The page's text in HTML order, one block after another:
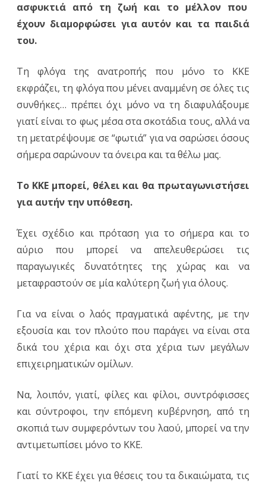
ασφυκτιά από τη ζωή και το μέλλον που
έχουν διαμορφώσει για αυτόν και τα παιδιά
του.
Τη φλόγα της ανατροπής που μόνο το ΚΚΕ
εκφράζει, τη φλόγα που μένει αναμμένη σε όλες τις
συνθήκες… πρέπει όχι μόνο να τη διαφυλάξουμε
γιατί είναι το φως μέσα στα σκοτάδια τους, αλλά να
τη μετατρέψουμε σε “φωτιά” για να σαρώσει όσους
σήμερα σαρώνουν τα όνειρα και τα θέλω μας.
Το ΚΚΕ μπορεί, θέλει και θα πρωταγωνιστήσει
για αυτήν την υπόθεση.
Έχει σχέδιο και πρόταση για το σήμερα και το
αύριο που μπορεί να απελευθερώσει τις
παραγωγικές δυνατότητες της χώρας και να
μεταφραστούν σε μία καλύτερη ζωή για όλους.
Για να είναι ο λαός πραγματικά αφέντης, με την
εξουσία και τον πλούτο που παράγει να είναι στα
δικά του χέρια και όχι στα χέρια των μεγάλων
επιχειρηματικών ομίλων.
Να, λοιπόν, γιατί, φίλες και φίλοι, συντρόφισσες
και σύντροφοι, την επόμενη κυβέρνηση, από τη
σκοπιά των συμφερόντων του λαού, μπορεί να την
αντιμετωπίσει μόνο το ΚΚΕ.
Γιατί το ΚΚΕ έχει για θέσεις του τα δικαιώματα, τις